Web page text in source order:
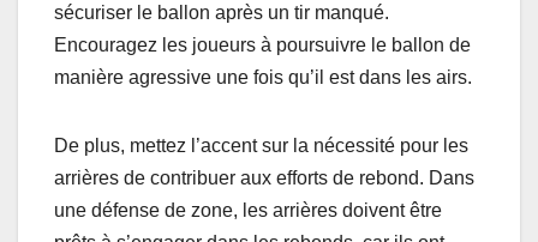
sécuriser le ballon après un tir manqué.
Encouragez les joueurs à poursuivre le ballon de
manière agressive une fois qu’il est dans les airs.
De plus, mettez l’accent sur la nécessité pour les
arrières de contribuer aux efforts de rebond. Dans
une défense de zone, les arrières doivent être